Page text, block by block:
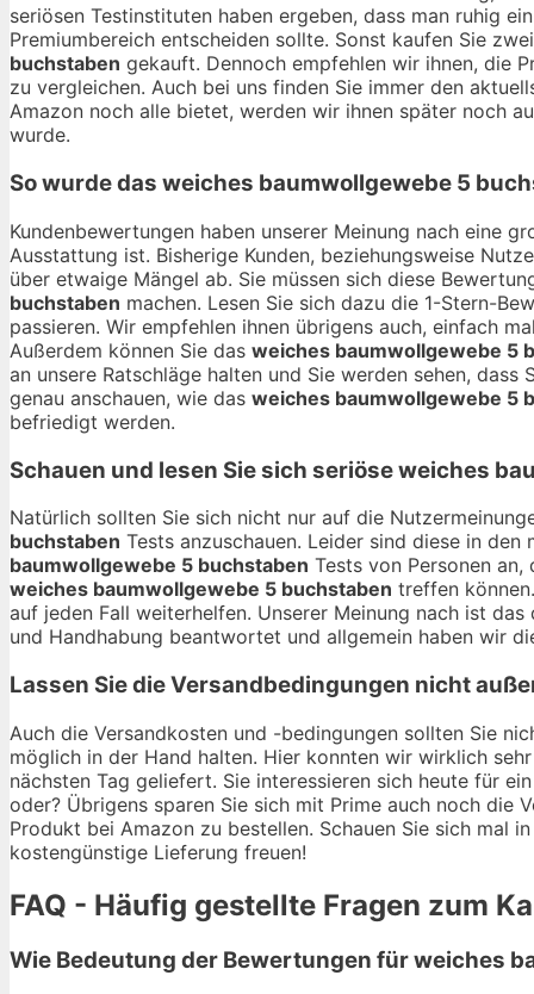
seriösen Testinstituten haben ergeben, dass man ruhig
Premiumbereich entscheiden sollte. Sonst kaufen Sie
buchstaben gekauft. Dennoch empfehlen wir ihnen, die
zu vergleichen. Auch bei uns finden Sie immer den
Amazon noch alle bietet, werden wir ihnen später noch
wurde.
So wurde das weiches baumwollgewebe 5
Kundenbewertungen haben unserer Meinung nach eine
Ausstattung ist. Bisherige Kunden, beziehungsweise
über etwaige Mängel ab. Sie müssen sich diese
buchstaben machen. Lesen Sie sich dazu die 1-Stern-
passieren. Wir empfehlen ihnen übrigens auch, einfach
Außerdem können Sie das weiches baumwollgewebe 5
an unsere Ratschläge halten und Sie werden sehen, dass
genau anschauen, wie das weiches baumwollgewebe 5
befriedigt werden.
Schauen und lesen Sie sich seriöseweiches
Natürlich sollten Sie sich nicht nur auf die
buchstaben Tests anzuschauen. Leider sind diese in
baumwollgewebe 5 buchstaben Tests von Personen
weiches baumwollgewebe 5 buchstaben treffen
auf jeden Fall weiterhelfen. Unserer Meinung nach ist
und Handhabung beantwortet und allgemein haben wir
Lassen Sie die Versandbedingungen nicht
Auch die Versandkosten und -bedingungen sollten Sie
möglich in der Hand halten. Hier konnten wir wirklich
nächsten Tag geliefert. Sie interessieren sich heute für
oder? Übrigens sparen Sie sich mit Prime auch noch die
Produkt bei Amazon zu bestellen. Schauen Sie sich mal
kostengünstige Lieferung freuen!
FAQ - Häufig gestellte Fragen zum
Wie Bedeutung der Bewertungen für weiches